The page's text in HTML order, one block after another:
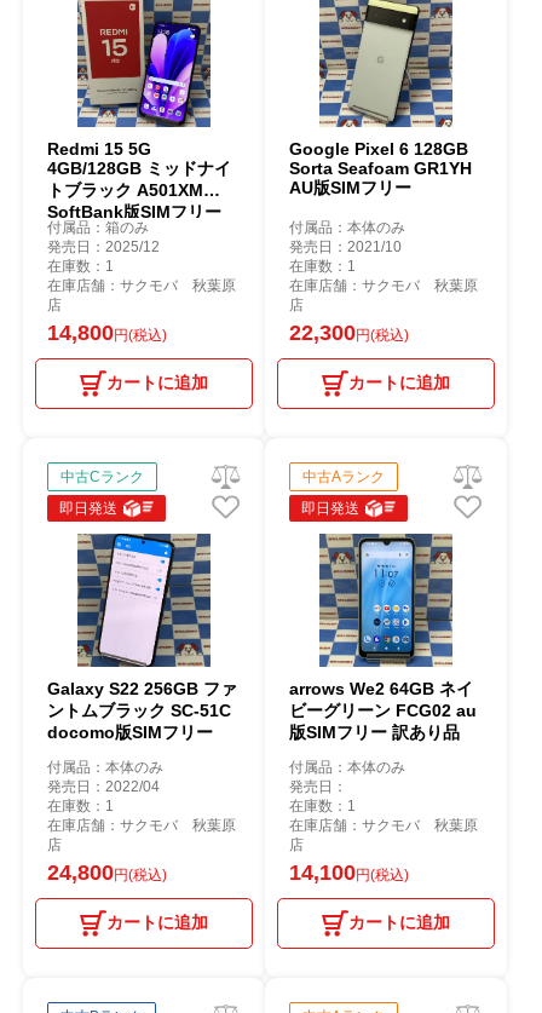
Redmi 15 5G
4GB/128GB ミッドナイ
トブラック A501XM
SoftBank版SIMフリー
極美品
付属品：箱のみ
発売日：2025/12
在庫数：1
在庫店舗：サクモバ 秋葉原
店
14,800円(税込)
カートに追加
Google Pixel 6 128GB
Sorta Seafoam GR1YH
AU版SIMフリー
付属品：本体のみ
発売日：2021/10
在庫数：1
在庫店舗：サクモバ 秋葉原
店
22,300円(税込)
カートに追加
中古Cランク
即日発送
Galaxy S22 256GB ファ
ントムブラック SC-51C
docomo版SIMフリー
付属品：本体のみ
発売日：2022/04
在庫数：1
在庫店舗：サクモバ 秋葉原
店
24,800円(税込)
カートに追加
中古Aランク
即日発送
arrows We2 64GB ネイ
ビーグリーン FCG02 au
版SIMフリー 訳あり品
付属品：本体のみ
発売日：
在庫数：1
在庫店舗：サクモバ 秋葉原
店
14,100円(税込)
カートに追加